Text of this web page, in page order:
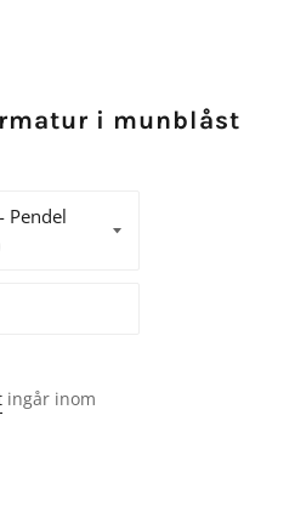
i munblåst
ingår inom